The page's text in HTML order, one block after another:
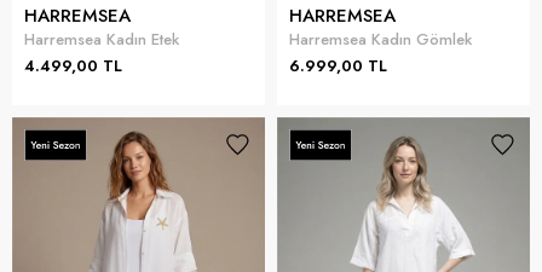
HARREMSEA
Harremsea Kadın Etek
4.499,00 TL
HARREMSEA
Harremsea Kadın Gömlek
6.999,00 TL